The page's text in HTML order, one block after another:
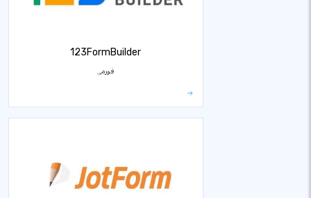
123FormBuilder
فورمې